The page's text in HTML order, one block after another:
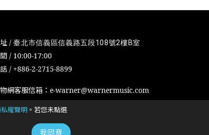
/臺北市信義區信義路五段108號2樓B室
/ 10:00-17:00
/ +886-2-2715-8899
網客服信箱：e-warner@warnermusic.com
政策 Cookies设置
權聲明 。若您未點選
我同意